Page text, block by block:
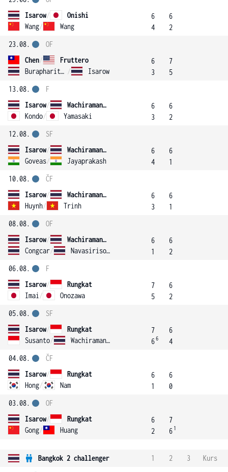
Isarow/
Onishi
Wang/ Wang
6
4
6
2
23.08.
Chen/
Fruttero
Burapharitta / Isarow
OF
6
3
7
5
13.08.
Isarow/
Wachiramanowong
Kondo/ Yamasaki
F
6
3
6
2
12.08.
Isarow/
Wachiramanowong
Goveas/ Jayaprakash
SF
6
4
6
1
10.08.
Isarow/
Wachiramanowong
Huynh/ Trinh
ČF
6
3
6
1
08.08.
Isarow/
Wachiramanowong
Congcar/ Navasirisomboon
OF
6
1
6
2
06.08.
Isarow/
Rungkat
Imai / Onozawa
F
7
5
6
2
05.08.
Isarow/
Rungkat
Susanto/ Wachiramanowong
SF
7
66
6
4
04.08.
Isarow/
Rungkat
Hong/ Nam
ČF
6
1
6
0
03.08.
Isarow/
Rungkat
Gong/ Huang
OF
6
2
7
6 1
Bangkok 2 challenger 1 2 3
Kurs